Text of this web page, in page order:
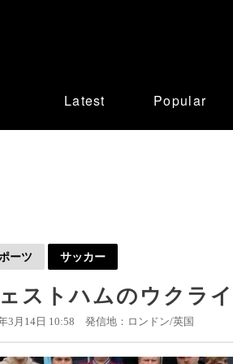
Latest Popular
ーツ サッカー
ストハムのウクラ
3月14日 10:58 発信地：ロンドン/英国